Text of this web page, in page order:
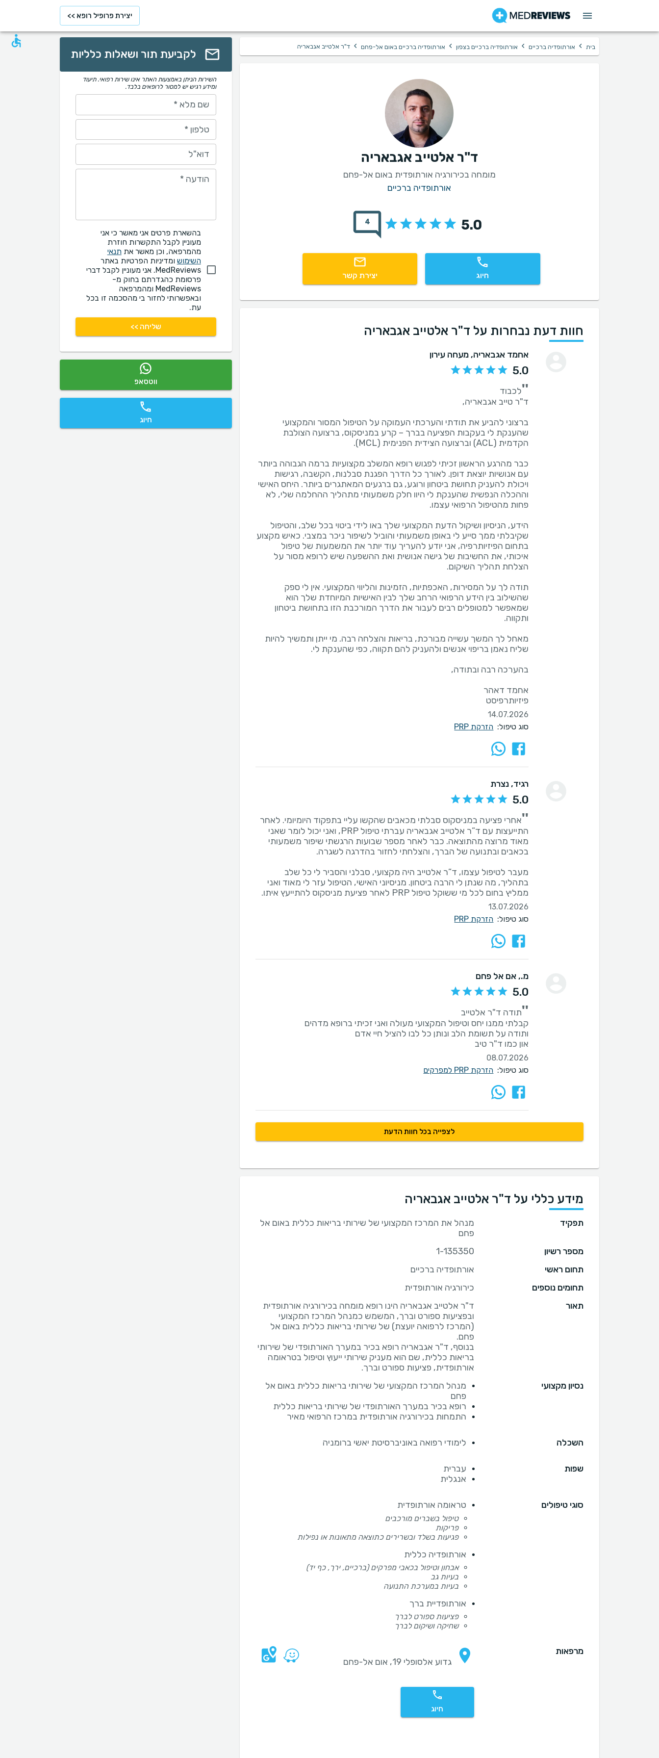
יצירת פרופיל רופא >>
בית › אורתופדיה ברכיים › אורתופדיה ברכיים בצפון › אורתופדיה ברכיים באום אל-פחם › ד"ר אלטייב אגבאריה
ד"ר אלטייב אגבאריה
מומחה בכירורגיה אורתופדית באום אל-פחם
אורתופדיה ברכיים
5.0
4
חיוג יצירת קשר
חוות דעת נבחרות על ד"ר אלטייב אגבאריה
אחמד אגבאריה, מעחה עירון
5.0
''
ברצוני להביע את תודתי והערכתי העמוקה על הטיפול המסור והמקצועי
שהענקת לי בעקבות הפציעה בברך – קרע במניסקוס, ברצועה הצולבת
כבר מהרגע הראשון זכיתי לפגוש רופא המשלב מקצועיות ברמה הגבוהה ביותר
עם אנושיות יוצאת דופן. לאורך כל הדרך הפגנת סבלנות, הקשבה, רגישות
ויכולת להעניק תחושת ביטחון ורוגע, גם ברגעים המאתגרים ביותר. היחס האישי
וההכלה הנפשית שהענקת לי היוו חלק משמעותי מתהליך ההחלמה שלי, לא
הידע, הניסיון ושיקול הדעת המקצועי שלך באו לידי ביטוי בכל שלב, והטיפול
שקיבלתי ממך סייע לי באופן משמעותי והוביל לשיפור ניכר במצבי. כאיש מקצוע
בתחום הפיזיותרפיה, אני יודע להעריך עוד יותר את המשמעות של טיפול
איכותי, את החשיבות של גישה אנושית ואת ההשפעה שיש לרופא מסור על
תודה לך על המסירות, האכפתיות, הזמינות והליווי המקצועי. אין לי ספק
שהשילוב בין הידע הרפואי הרחב שלך לבין האישיות המיוחדת שלך הוא
שמאפשר למטופלים רבים לעבור את הדרך המורכבת הזו בתחושת ביטחון
מאחל לך המשך עשייה מבורכת, בריאות והצלחה רבה. מי ייתן ותמשיך להיות
פיזיותרפיסט
14.07.2026
סוג טיפול: הזרקת PRP
רגיד, נצרת
5.0
''אחרי פציעה במניסקוס סבלתי מכאבים שהקשו עליי בתפקוד היומיומי. לאחר
התייעצות עם ד”ר אלטייב אגבאריה עברתי טיפול PRP, ואני יכול לומר שאני
מאוד מרוצה מהתוצאה. כבר לאחר מספר שבועות הרגשתי שיפור משמעותי
מעבר לטיפול עצמו, ד”ר אלטייב היה מקצועי, סבלני והסביר לי כל שלב
בתהליך, מה שנתן לי הרבה ביטחון. מניסיוני האישי, הטיפול עזר לי מאוד ואני
ממליץ בחום לכל מי ששוקל טיפול PRP לאחר פציעת מניסקוס להתייעץ איתו.
13.07.2026
סוג טיפול: הזרקת PRP
מ., אם אל פחם
5.0
''
און כמו ד"ר טיב
08.07.2026
סוג טיפול: הזרקת PRP למפרקים
לצפייה בכל חוות הדעת
מידע כללי על ד"ר אלטייב אגבאריה
תפקיד
מנהל את המרכז המקצועי של שירותי בריאות כללית באום אל
פחם
מספר רשיון
1-135350
תחום ראשי
אורתופדיה ברכיים
תחומים נוספים
כירורגיה אורתופדית
תאור
ד"ר אלטייב אגבאריה הינו רופא מומחה בכירורגיה אורתופדית
ובפציעות ספורט וברך, המשמש כמנהל המרכז המקצועי
(המרכז לרפואה יועצת) של שירותי בריאות כללית באום אל
בנוסף, ד"ר אגבאריה רופא בכיר במערך האורתופדי של שירותי
בריאות כללית, שם הוא מעניק שירותי ייעוץ וטיפול בטראומה
אורתופדית, פציעות ספורט וברך.
נסיון מקצועי
מנהל המרכז המקצועי של שירותי בריאות כללית באום אל
פחם
רופא בכיר במערך האורתופדי של שירותי בריאות כללית
התמחות בכירורגיה אורתופדית במרכז הרפואי מאיר
השכלה לימודי רפואה באוניברסיטת יאשי ברומניה
שפות
עברית
אנגלית
סוגי טיפולים טראומה אורתופדית
טיפול בשברים מורכבים
פריקות
פגיעות בשלד ובשרירים כתוצאה מתאונות או נפילות
אורתופדיה כללית
אבחון וטיפול בכאבי מפרקים (ברכיים, ירך, כף יד)
בעיות גב
בעיות במערכת התנועה
אורתופדיית ברך
פציעות ספורט לברך
שחיקה ושיקום לברך
מרפאות
גדוע אלסופלי 19, אום אל-פחם
חיוג
לקביעת תור ושאלות כלליות
השירות הניתן באמצעות האתר אינו שירות רפואי. תיעוד
ומידע רגיש יש למסור לרופאים בלבד.
שם מלא *
טלפון *
דוא"ל
הודעה *
בהשארת פרטים אני מאשר כי אני
מעוניין לקבל התקשרות חוזרת
מהמרפאה, וכן מאשר אתתנאי
השימוש ומדיניות הפרטיות באתר
MedReviews. אני מעוניין לקבל דברי
פרסומת כהגדרתם בחוק מ-
MedReviews ומהמרפאה
ובאפשרותי לחזור בי מהסכמה זו בכל
עת.
שליחה >>
ווטסאפ
חיוג